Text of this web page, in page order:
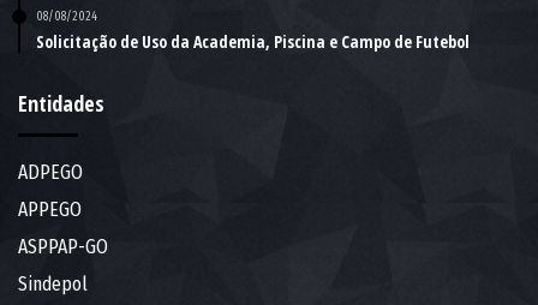
08/08/2024
Solicitação de Uso da Academia, Piscina e Campo de Futebol
Entidades
ADPEGO
APPEGO
ASPPAP-GO
Sindepol